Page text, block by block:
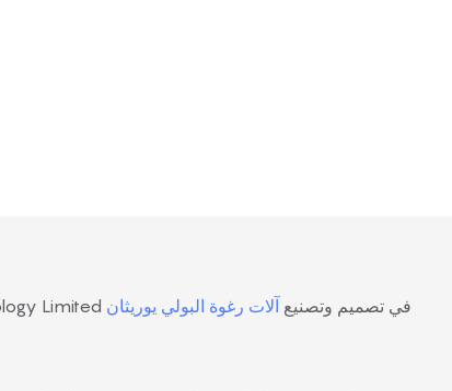
تتخصص شركة Sabtech Technology Limited في تصميم وتصنيع آلات رغوة البولي يوريثان